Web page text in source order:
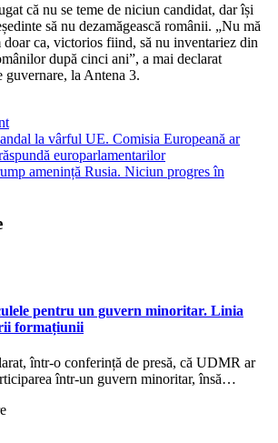
că nu se teme de niciun candidat, dar își
să nu dezamăgească românii. „Nu mă
doar ca, victorios fiind, să nu inventariez din
după cinci ani”, a mai declarat
la Antena 3.
la vârful UE. Comisia Europeană ar
europarlamentarilor
amenință Rusia. Niciun progres în
pentru un guvern minoritar. Linia
formațiunii
într-o conferință de presă, că UDMR ar
într-un guvern minoritar, însă…